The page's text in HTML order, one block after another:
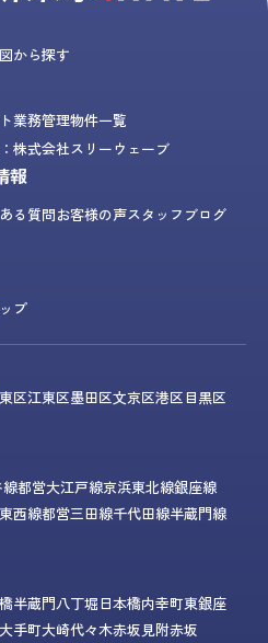
から探す
業務管理物件一覧
株式会社スリーウェーブ
報
る質問お客様の声スタッフブログ
プ
区江東区墨田区文京区港区目黒区
線都営大江戸線京浜東北線銀座線
東西線都営三田線千代田線半蔵門線
半蔵門八丁堀日本橋内幸町東銀座
大手町大崎代々木赤坂見附赤坂